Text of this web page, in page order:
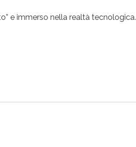
e immerso nella realtà tecnologica.